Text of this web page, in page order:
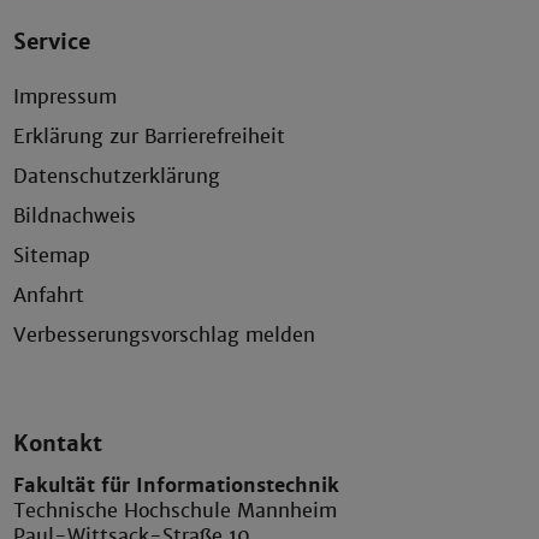
Service
Impressum
Erklärung zur Barrierefreiheit
Datenschutzerklärung
Bildnachweis
Sitemap
Anfahrt
Verbesserungsvorschlag melden
Kontakt
Fakultät für Informationstechnik
Technische Hochschule Mannheim